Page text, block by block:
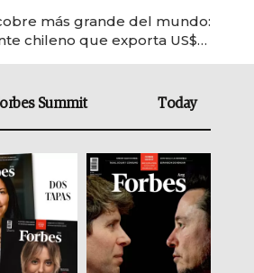
más grande del mundo:
chileno que exporta US$
Summit Today